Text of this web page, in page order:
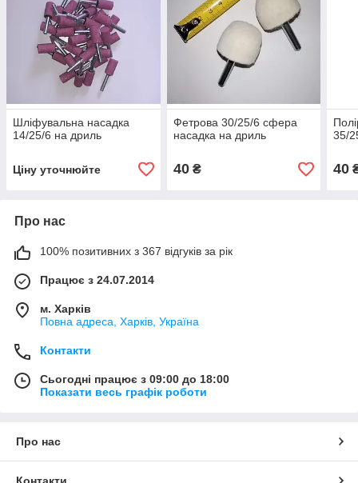
Шліфувальна насадка
14/25/6 на дриль
Ціну уточнюйте
Фетрова 30/25/6 сфера
насадка на дриль
40₴
35/
40
Про нас
100% позитивних з 367 відгуків за рік
Працює з 24.07.2014
м. Харків
Повна адреса, Харків, Україна
Контакти
Сьогодні працює з 09:00 до 18:00
Показати весь графік роботи
Про нас